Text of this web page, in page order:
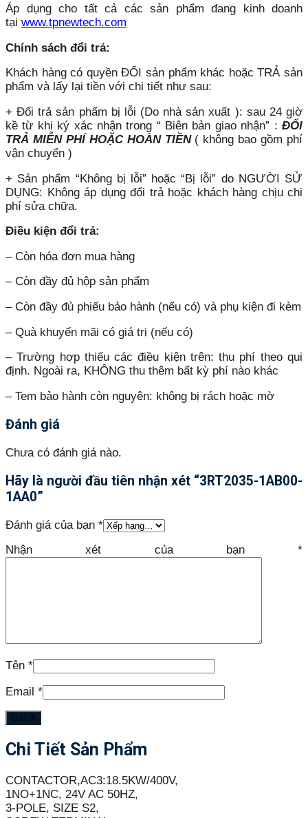
Áp dụng cho tất cả các sản phẩm đang kinh doanh
tại www.tpnewtech.com
Chính sách đổi trả:
Khách hàng có quyền ĐỔI sản phẩm khác hoặc TRẢ sản
phẩm và lấy lại tiền với chi tiết như sau:
+ Đổi trả sản phẩm bị lỗi (Do nhà sản xuất ): sau 24 giờ
kề từ khi ký xác nhận trong “ Biên bản giao nhận” : ĐỔI
TRẢ MIỄN PHÍ HOẶC HOÀN TIỀN( không bao gồm phí
vận chuyển )
+ Sản phẩm “Không bị lỗi” hoặc “Bị lỗi” do NGƯỜI SỬ
DỤNG: Không áp dụng đổi trả hoặc khách hàng chịu chi
phí sửa chữa.
Điều kiện đổi trả:
– Còn hóa đơn mua hàng
– Còn đầy đủ hộp sản phẩm
– Còn đầy đủ phiếu bảo hành (nếu có) và phụ kiện đi kèm
– Quà khuyến mãi có giá trị (nếu có)
– Trường hợp thiếu các điều kiện trên: thu phí theo qui
định. Ngoài ra, KHÔNG thu thêm bất kỳ phí nào khác
– Tem bảo hành còn nguyên: không bị rách hoặc mờ
Đánh giá
Chưa có đánh giá nào.
Hãy là người đầu tiên nhận xét “3RT2035-1AB00-
1AA0”
Đánh giá của bạn *
Nhận xét của bạn *
Tên *
Email *
Chi Tiết Sản Phẩm
CONTACTOR,AC3:18.5KW/400V,
1NO+1NC, 24V AC 50HZ,
3-POLE, SIZE S2,